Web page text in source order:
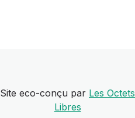
Site eco-conçu par Les Octets
Libres